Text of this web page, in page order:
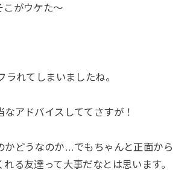
こがウケた～
ラれてしまいましたね。
なアドバイスしててさすが！
かどうなのか…でもちゃんと正面から
る友達って大事だなとは思います。